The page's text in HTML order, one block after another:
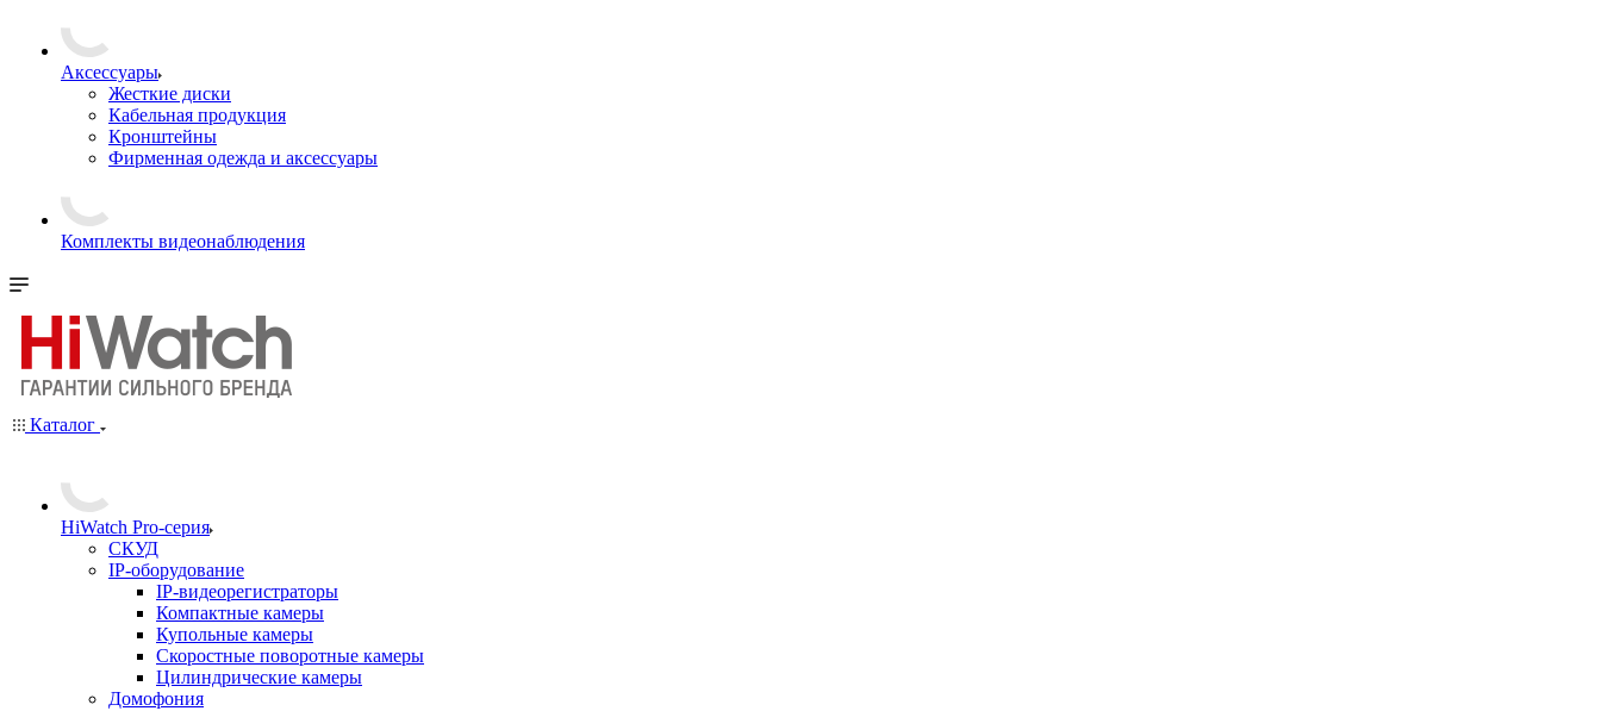
Аксессуары
Жесткие диски
Кабельная продукция
Кронштейны
Фирменная одежда и аксессуары
Комплекты видеонаблюдения
Каталог
HiWatch Pro-серия
CКУД
IP-оборудование
IP-видеорегистраторы
Компактные камеры
Купольные камеры
Скоростные поворотные камеры
Цилиндрические камеры
Домофония